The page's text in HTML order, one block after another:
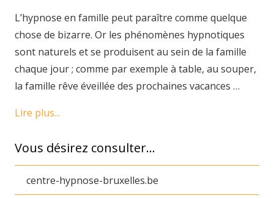
L’hypnose en famille peut paraître comme quelque
chose de bizarre. Or les phénomènes hypnotiques
sont naturels et se produisent au sein de la famille
chaque jour ; comme par exemple à table, au souper,
la famille rêve éveillée des prochaines vacances …
Lire plus...
Vous désirez consulter…
centre-hypnose-bruxelles.be